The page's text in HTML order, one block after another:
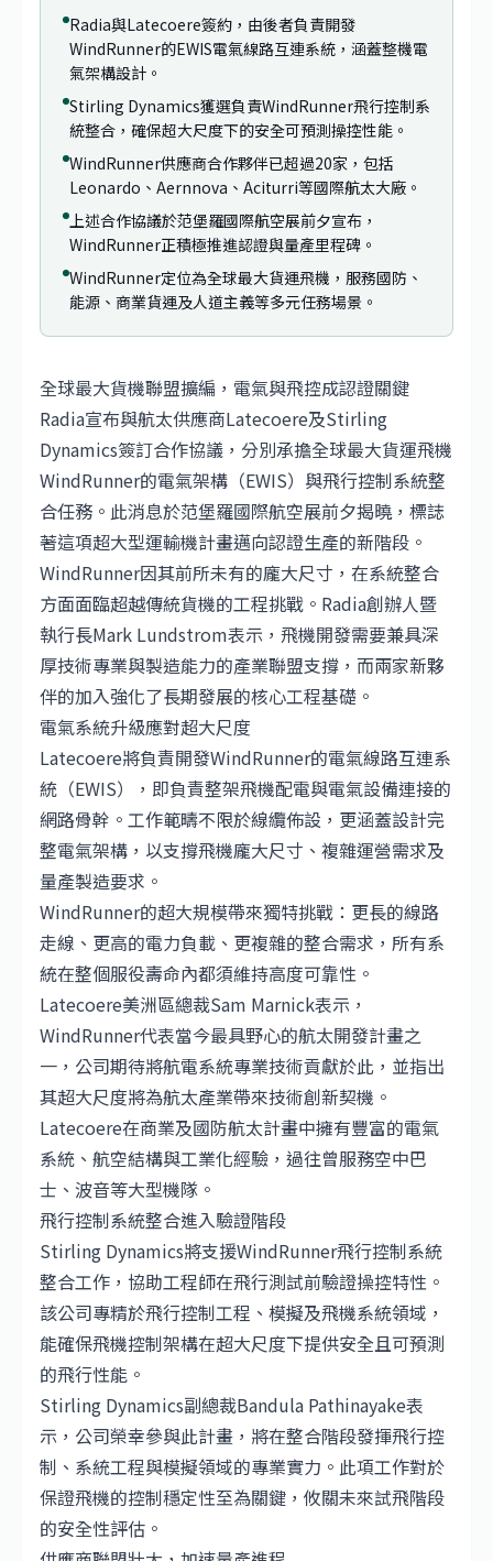
Radia與Latecoere簽約，由後者負責開發
WindRunner的EWIS電氣線路互連系統，涵蓋整機電
氣架構設計。
Stirling Dynamics獲選負責WindRunner飛行控制系
統整合，確保超大尺度下的安全可預測操控性能。
WindRunner供應商合作夥伴已超過20家，包括
Leonardo、Aernnova、Aciturri等國際航太大廠。
上述合作協議於范堡羅國際航空展前夕宣布，
WindRunner正積極推進認證與量產里程碑。
WindRunner定位為全球最大貨運飛機，服務國防、
能源、商業貨運及人道主義等多元任務場景。
全球最大貨機聯盟擴編，電氣與飛控成認證關鍵
Radia宣布與航太供應商Latecoere及Stirling
Dynamics簽訂合作協議，分別承擔全球最大貨運飛機
WindRunner的電氣架構（EWIS）與飛行控制系統整
合任務。此消息於范堡羅國際航空展前夕揭曉，標誌
著這項超大型運輸機計畫邁向認證生產的新階段。
WindRunner因其前所未有的龐大尺寸，在系統整合
方面面臨超越傳統貨機的工程挑戰。Radia創辦人暨
執行長Mark Lundstrom表示，飛機開發需要兼具深
厚技術專業與製造能力的產業聯盟支撐，而兩家新夥
伴的加入強化了長期發展的核心工程基礎。
電氣系統升級應對超大尺度
Latecoere將負責開發WindRunner的電氣線路互連系
統（EWIS），即負責整架飛機配電與電氣設備連接的
網路骨幹。工作範疇不限於線纜佈設，更涵蓋設計完
整電氣架構，以支撐飛機龐大尺寸、複雜運營需求及
量產製造要求。
WindRunner的超大規模帶來獨特挑戰：更長的線路
走線、更高的電力負載、更複雜的整合需求，所有系
統在整個服役壽命內都須維持高度可靠性。
Latecoere美洲區總裁Sam Marnick表示，
WindRunner代表當今最具野心的航太開發計畫之
一，公司期待將航電系統專業技術貢獻於此，並指出
其超大尺度將為航太產業帶來技術創新契機。
Latecoere在商業及國防航太計畫中擁有豐富的電氣
系統、航空結構與工業化經驗，過往曾服務空中巴
士、波音等大型機隊。
飛行控制系統整合進入驗證階段
Stirling Dynamics將支援WindRunner飛行控制系統
整合工作，協助工程師在飛行測試前驗證操控特性。
該公司專精於飛行控制工程、模擬及飛機系統領域，
能確保飛機控制架構在超大尺度下提供安全且可預測
的飛行性能。
Stirling Dynamics副總裁Bandula Pathinayake表
示，公司榮幸參與此計畫，將在整合階段發揮飛行控
制、系統工程與模擬領域的專業實力。此項工作對於
保證飛機的控制穩定性至為關鍵，攸關未來試飛階段
的安全性評估。